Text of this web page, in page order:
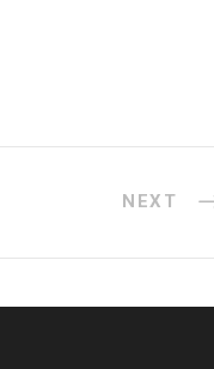
NEXT